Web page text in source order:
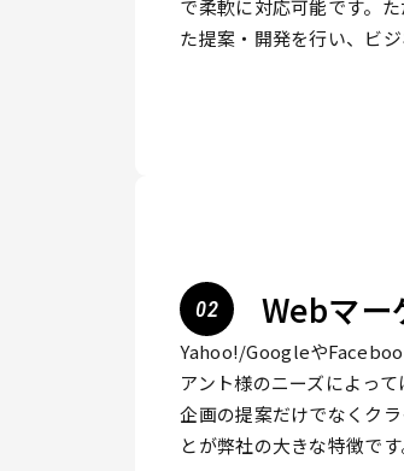
で柔軟に対応可能です。
た提案・開発を行い、ビ
Webマー
Yahoo!/Googleや
アント様のニーズによっ
企画の提案だけでなくク
とが弊社の大きな特徴です